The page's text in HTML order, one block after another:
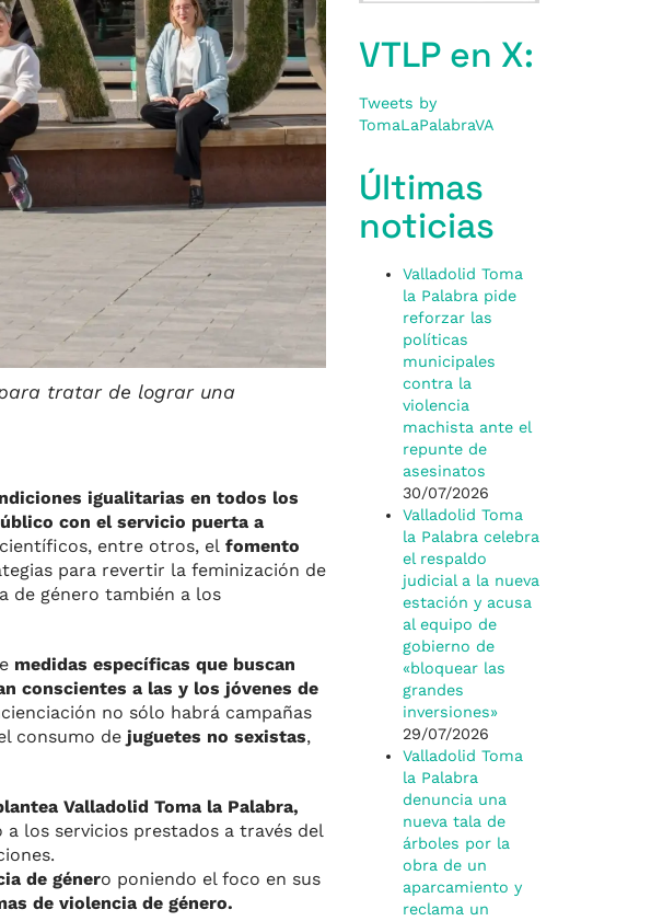
tratar de lograr una
igualitarias en todos los
con el servicio puerta a
entre otros, el fomento
para revertir la feminización de
de género también a los
medidas específicas que buscan
conscientes a las y los jóvenes de
no sólo habrá campañas
consumo de juguetes no sexistas,
Valladolid Toma la Palabra,
a los servicios prestados a través del
de género poniendo el foco en sus
de violencia de género.
VTLP en X:
Tweets by
TomaLaPalabraVA
Últimas
noticias
Valladolid Toma
la Palabra pide
reforzar las
políticas
municipales
contra la
violencia
machista ante el
repunte de
asesinatos
30/07/2026
Valladolid Toma
la Palabra celebra
el respaldo
judicial a la nueva
estación y acusa
al equipo de
gobierno de
«bloquear las
grandes
inversiones»
29/07/2026
Valladolid Toma
la Palabra
denuncia una
nueva tala de
árboles por la
obra de un
aparcamiento y
reclama un